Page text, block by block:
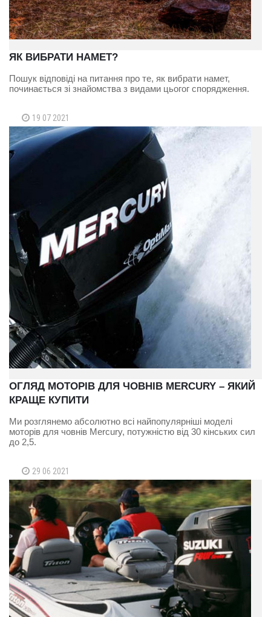
ЯК ВИБРАТИ НАМЕТ?
Пошук відповіді на питання про те, як вибрати намет,
починається зі знайомства з видами цьогог спорядження.
19 07 2021
ОГЛЯД МОТОРІВ ДЛЯ ЧОВНІВ MERCURY – ЯКИЙ
КРАЩЕ КУПИТИ
Ми розглянемо абсолютно всі найпопулярніші моделі
моторів для човнів Mercury, потужністю від 30 кінських сил
до 2,5.
29 06 2021